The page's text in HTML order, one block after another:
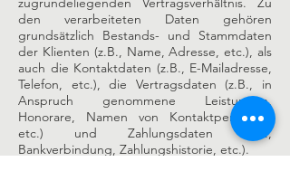
den verarbeiteten Daten gehören
grundsätzlich Bestands- und Stammdaten
der Klienten (z.B., Name, Adresse, etc.), als
auch die Kontaktdaten (z.B., E-Mailadresse,
Telefon, etc.), die Vertragsdaten (z.B., in
Anspruch genommene Leistungen,
Honorare, Namen von Kontaktpersonen,
etc.) und Zahlungsdaten (z.B.,
Bankverbindung, Zahlungshistorie, etc.).